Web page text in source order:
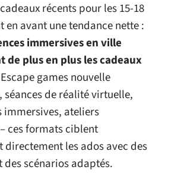
récents pour les 15-18
en avant une tendance nette :
immersives en ville
de plus en plus les cadeaux
games nouvelle
séances de réalité virtuelle,
immersives, ateliers
ces formats ciblent
directement les ados avec des
des scénarios adaptés.